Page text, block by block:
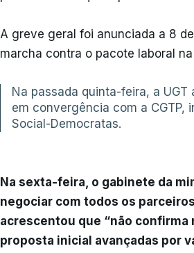
A greve geral foi anunciada a 8
marcha contra o pacote laboral
Na passada quinta-feira, a
em convergência com a CGTP,
Social-Democratas.
Na sexta-feira, o gabinete da
negociar com todos os
acrescentou que “não
proposta inicial avançadas por